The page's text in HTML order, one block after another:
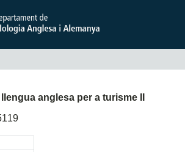
anglesa per a turisme II